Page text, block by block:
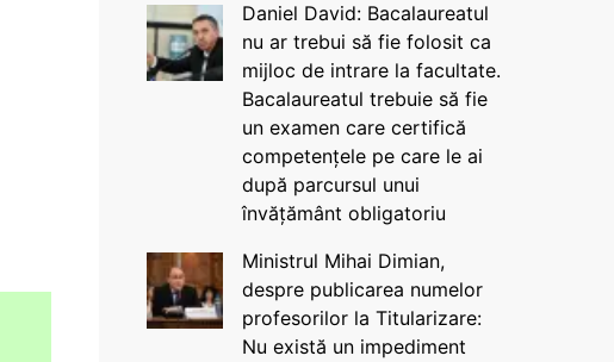
Daniel David: Bacalaureatul
nu ar trebui să fie folosit ca
mijloc de intrare la facultate.
Bacalaureatul trebuie să fie
un examen care certifică
competențele pe care le ai
după parcursul unui
învățământ obligatoriu
Ministrul Mihai Dimian,
despre publicarea numelor
profesorilor la Titularizare:
Nu există un impediment